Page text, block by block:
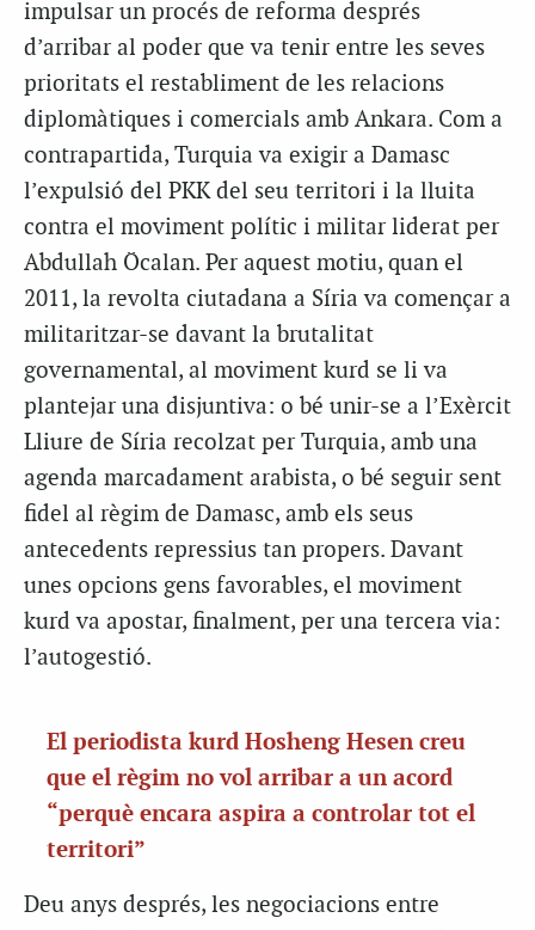
impulsar un procés de reforma després
d’arribar al poder que va tenir entre les seves
prioritats el restabliment de les relacions
diplomàtiques i comercials amb Ankara. Com a
contrapartida, Turquia va exigir a Damasc
l’expulsió del PKK del seu territori i la lluita
contra el moviment polític i militar liderat per
Abdullah Öcalan. Per aquest motiu, quan el
2011, la revolta ciutadana a Síria va començar a
militaritzar-se davant la brutalitat
governamental, al moviment kurd se li va
plantejar una disjuntiva: o bé unir-se a l’Exèrcit
Lliure de Síria recolzat per Turquia, amb una
agenda marcadament arabista, o bé seguir sent
fidel al règim de Damasc, amb els seus
antecedents repressius tan propers. Davant
unes opcions gens favorables, el moviment
kurd va apostar, finalment, per una tercera via:
l’autogestió.
El periodista kurd Hosheng Hesen creu
que el règim no vol arribar a un acord
“perquè encara aspira a controlar tot el
territori”
Deu anys després, les negociacions entre